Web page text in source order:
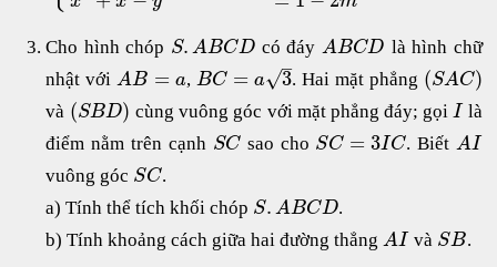
Cho hình chóp S. ABCD có đáy ABCD là hình chữ
nhật vớiAB = a, BC = a 3
–
√ . Hai mặt phẳng (SAC)
và (SBD) cùng vuông góc với mặt phẳng đáy; gọiI là
điểm nằm trên cạnh SC sao cho SC = 3IC. Biết AI
vuông góc SC.
a) Tính thể tích khối chóp S. ABCD.
b) Tính khoảng cách giữa hai đường thẳngAI và SB.